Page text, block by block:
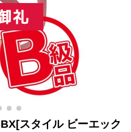
スタイル ビーエック